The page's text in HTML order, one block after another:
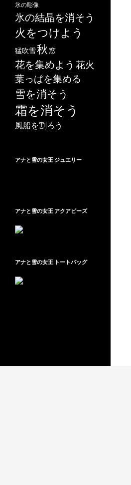
氷の彫像
氷の結晶を消そう
火をつけよう
猛吹雪秋 窓
花を集めよう 花火
葉っぱを集める
雪を消そう
霜を消そう
風船を割ろう
アナと雪の女王 ジュエリー
アナと雪の女王 アクアビーズ
アナと雪の女王 トートバッグ